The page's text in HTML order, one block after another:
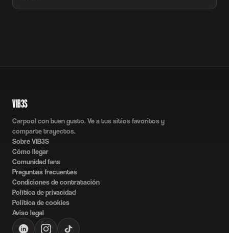
VIB3S
Carpool con buen gusto. Ve a tus sitios favoritos y
comparte trayectos.
Sobre VIB3S
Cómo llegar
Comunidad fans
Preguntas frecuentes
Condiciones de contratación
Política de privacidad
Política de cookies
Aviso legal